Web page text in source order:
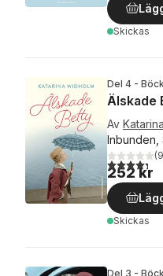
Skickas
Del 4 -
Älskade
Av
Inbunden,
4,3utav 5(
252 kr
Skickas
Del 3 -